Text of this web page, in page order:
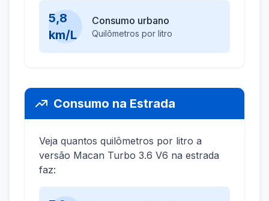
5,8
km/L
Consumo urbano
Quilômetros por litro
Consumo na Estrada
Veja quantos quilômetros por litro a
versão Macan Turbo 3.6 V6 na estrada
faz: